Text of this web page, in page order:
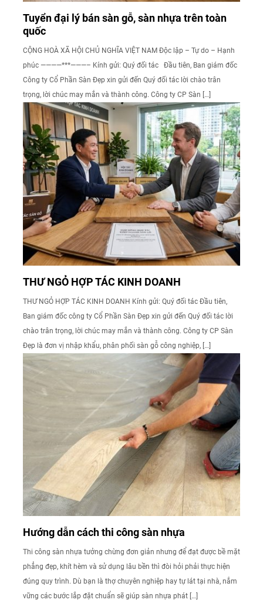
Tuyển đại lý bán sàn gỗ, sàn nhựa trên toàn
quốc
CỘNG HOÀ XÃ HỘI CHỦ NGHĨA VIỆT NAM Độc lập – Tự do – Hạnh
phúc ————***———– Kính gửi: Quý đối tác Đầu tiên, Ban giám đốc
Công ty Cổ Phần Sàn Đẹp xin gửi đến Quý đối tác lời chào trân
trọng, lời chúc may mắn và thành công. Công ty CP Sàn […]
THƯ NGỎ HỢP TÁC KINH DOANH
THƯ NGỎ HỢP TÁC KINH DOANH Kính gửi: Quý đối tác Đầu tiên,
Ban giám đốc công ty Cổ Phần Sàn Đẹp xin gửi đến Quý đối tác lời
chào trân trọng, lời chúc may mắn và thành công. Công ty CP Sàn
Đẹp là đơn vị nhập khẩu, phân phối sàn gỗ công nghiệp, […]
Hướng dẫn cách thi công sàn nhựa
Thi công sàn nhựa tưởng chừng đơn giản nhưng để đạt được bề mặt
phẳng đẹp, khít hèm và sử dụng lâu bền thì đòi hỏi phải thực hiện
đúng quy trình. Dù bạn là thợ chuyên nghiệp hay tự lát tại nhà, nắm
vững các bước lắp đặt chuẩn sẽ giúp sàn nhựa phát […]